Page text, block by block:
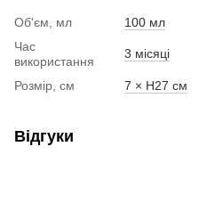
Об'єм, мл
100 мл
Час
використання
3 місяці
Розмір, см 7 × H27 см
Відгуки